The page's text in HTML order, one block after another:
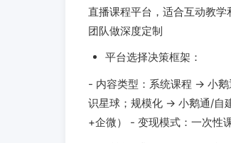
直播课程平台，适合互动教学
团队做深度定制
平台选择决策框架：
- 内容类型：系统课程 → 小
识星球；规模化 → 小鹅通/自
+企微） - 变现模式：一次